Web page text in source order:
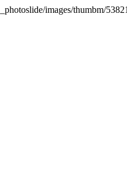
images/thumbm/